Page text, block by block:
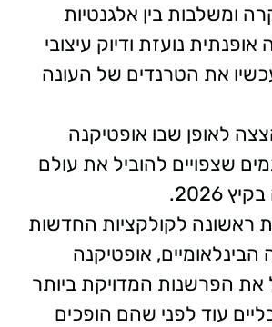
ומשלבות בין אלגנטיות
נועזת ודיוק עיצובי
את הטרנדים של העונה
לאופן שבו אופטיקנה
שצפויים להוביל את עולם
2026.
לקולקציות החדשות
אופטיקנה
את הפרשנות המדויקת ביותר
עוד לפני שהם הופכים